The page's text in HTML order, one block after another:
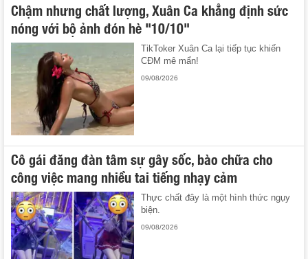
Chậm nhưng chất lượng, Xuân Ca khẳng định sức
nóng với bộ ảnh đón hè "10/10"
TikToker Xuân Ca lại tiếp tục khiến
CĐM mê mẩn!
09/08/2026
Cô gái đăng đàn tâm sự gây sốc, bào chữa cho
công việc mang nhiều tai tiếng nhạy cảm
Thực chất đây là một hình thức ngụy
biện.
09/08/2026